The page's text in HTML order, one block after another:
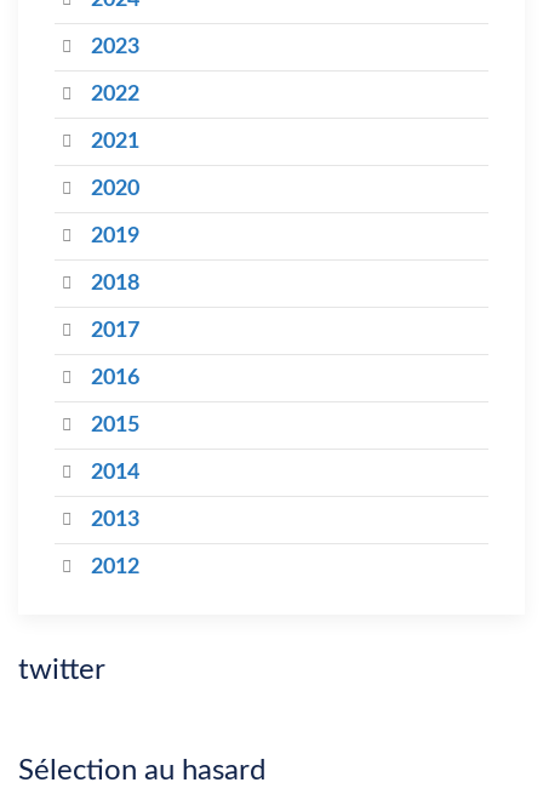
2023
2022
2021
2020
2019
2018
2017
2016
2015
2014
2013
2012
twitter
Sélection au hasard